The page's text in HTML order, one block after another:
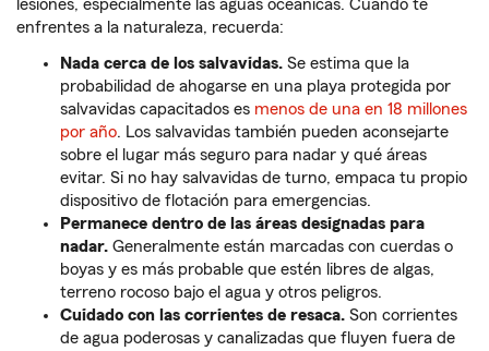
lesiones, especialmente las aguas oceánicas. Cuando te
enfrentes a la naturaleza, recuerda:
Nada cerca de los salvavidas. Se estima que la
probabilidad de ahogarse en una playa protegida por
salvavidas capacitados es menos de una en 18 millones
por año. Los salvavidas también pueden aconsejarte
sobre el lugar más seguro para nadar y qué áreas
evitar. Si no hay salvavidas de turno, empaca tu propio
dispositivo de flotación para emergencias.
Permanece dentro de las áreas designadas para
nadar. Generalmente están marcadas con cuerdas o
boyas y es más probable que estén libres de algas,
terreno rocoso bajo el agua y otros peligros.
Cuidado con las corrientes de resaca. Son corrientes
de agua poderosas y canalizadas que fluyen fuera de